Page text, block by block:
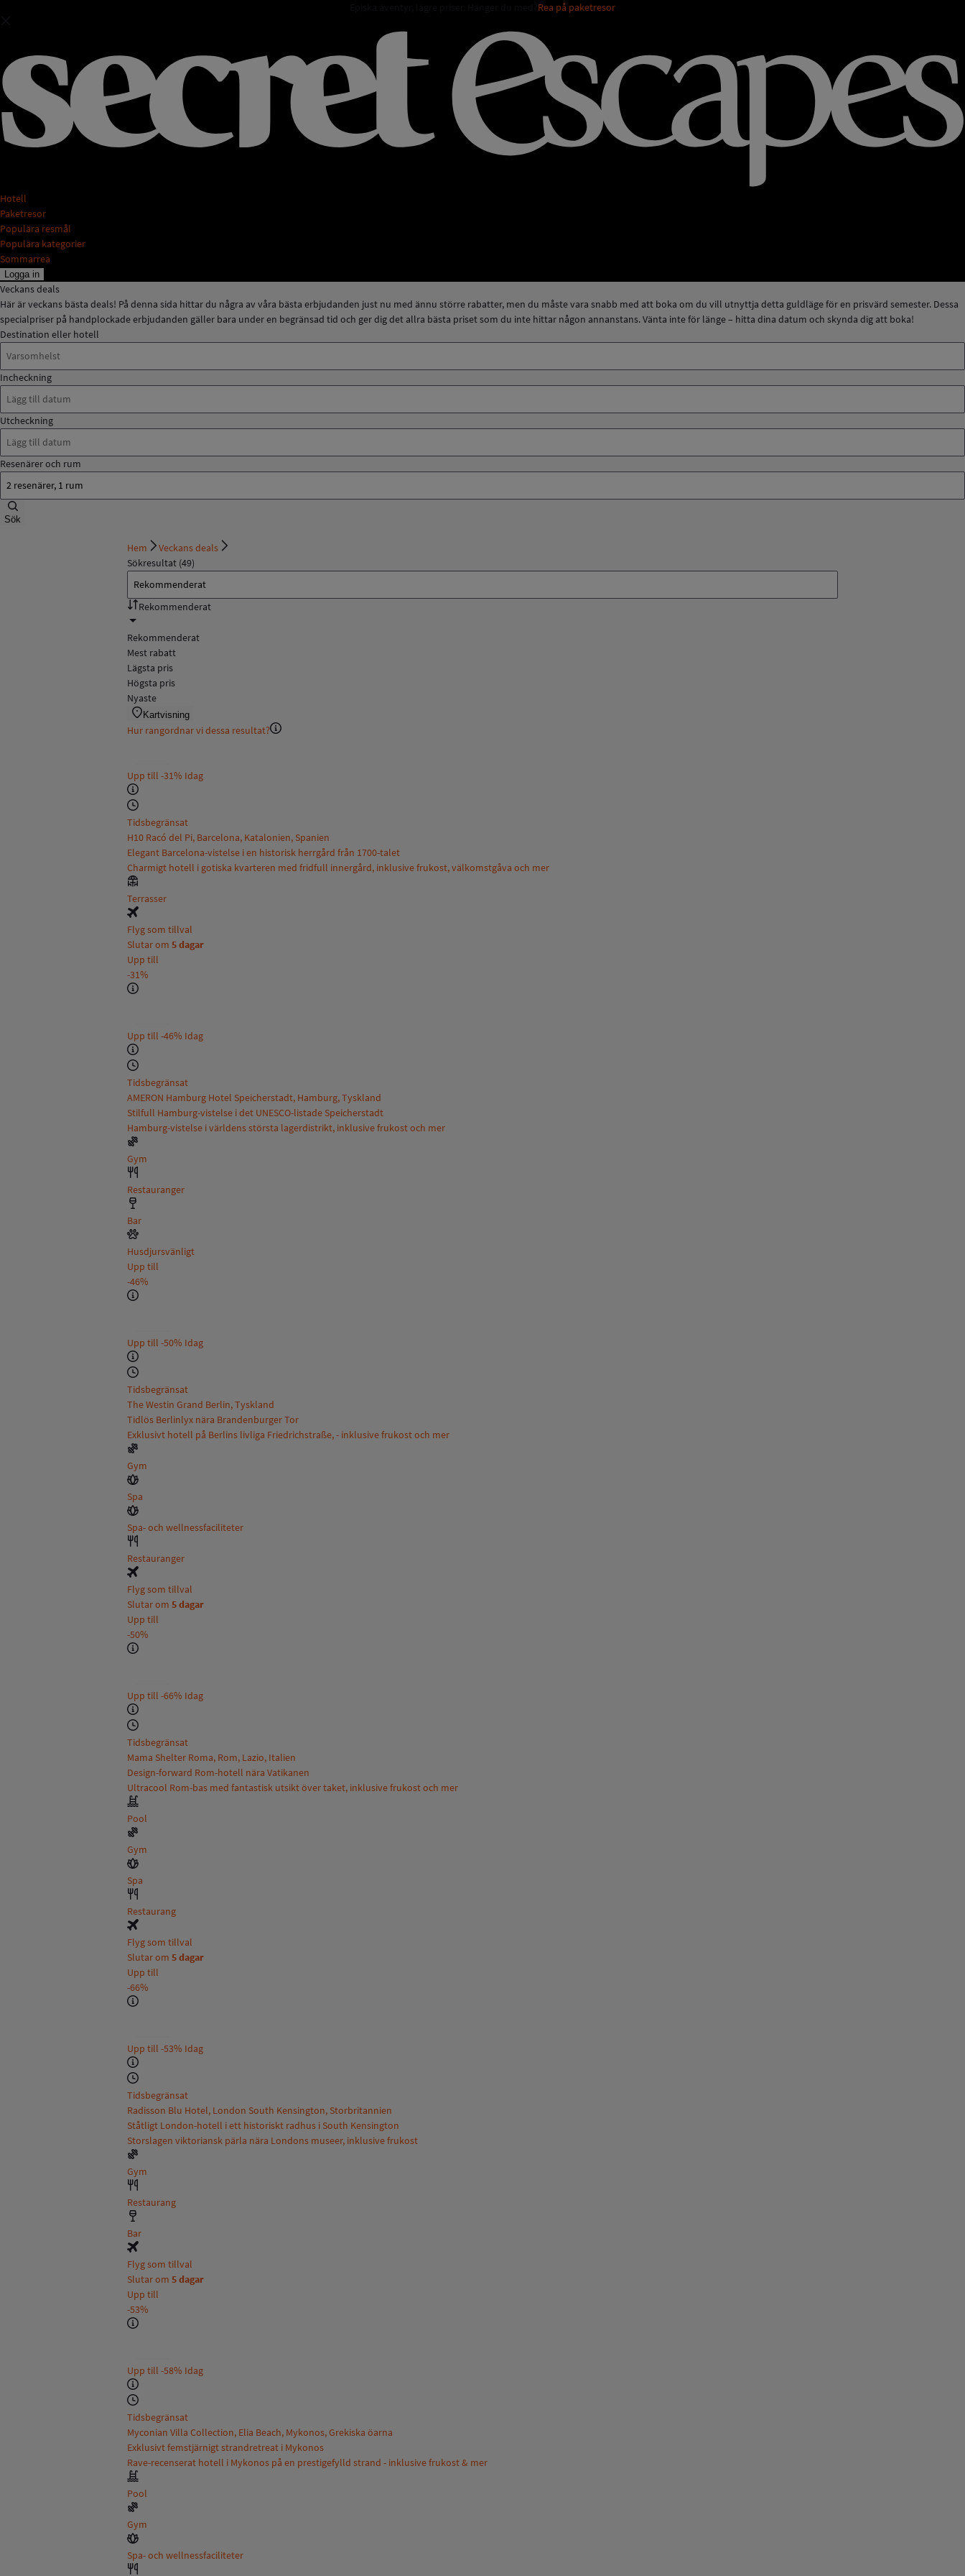
Rea på paketresor
Hotell
Paketresor
Populära resmål
Populära kategorier
Sommarrea
Logga in
Veckans deals
Här är veckans bästa deals! På denna sida hittar du några av våra bästa erbjudanden just nu med ännu större rabatter, men du måste vara snabb med att boka om du vill utnyttja detta guldläge för en prisvärd semester. Dessa
specialpriser på handplockade erbjudanden gäller bara under en begränsad tid och ger dig det allra bästa priset som du inte hittar någon annanstans. Vänta inte för länge – hitta dina datum och skynda dig att boka!
Destination eller hotell
Incheckning
Utcheckning
Resenärer och rum
Sök
Hem
Veckans deals
Sökresultat (49)
Rekommenderat
Rekommenderat
Mest rabatt
Lägsta pris
Högsta pris
Nyaste
Kartvisning
Hur rangordnar vi dessa resultat?
Upp till -31% Idag
Tidsbegränsat
H10 Racó del Pi, Barcelona, Katalonien, Spanien
Elegant Barcelona-vistelse i en historisk herrgård från 1700-talet
Charmigt hotell i gotiska kvarteren med fridfull innergård, inklusive frukost, välkomstgåva och mer
Terrasser
Flyg som tillval
Slutar om 5 dagar
Upp till
-31%
Upp till -46% Idag
Tidsbegränsat
AMERON Hamburg Hotel Speicherstadt, Hamburg, Tyskland
Stilfull Hamburg-vistelse i det UNESCO-listade Speicherstadt
Hamburg-vistelse i världens största lagerdistrikt, inklusive frukost och mer
Gym
Restauranger
Bar
Husdjursvänligt
Upp till
-46%
Upp till -50% Idag
Tidsbegränsat
The Westin Grand Berlin, Tyskland
Tidlös Berlinlyx nära Brandenburger Tor
Exklusivt hotell på Berlins livliga Friedrichstraße, - inklusive frukost och mer
Gym
Spa
Spa- och wellnessfaciliteter
Restauranger
Flyg som tillval
Slutar om 5 dagar
Upp till
-50%
Upp till -66% Idag
Tidsbegränsat
Mama Shelter Roma, Rom, Lazio, Italien
Design-forward Rom-hotell nära Vatikanen
Ultracool Rom-bas med fantastisk utsikt över taket, inklusive frukost och mer
Pool
Gym
Spa
Restaurang
Flyg som tillval
Slutar om 5 dagar
Upp till
-66%
Upp till -53% Idag
Tidsbegränsat
Radisson Blu Hotel, London South Kensington, Storbritannien
Ståtligt London-hotell i ett historiskt radhus i South Kensington
Storslagen viktoriansk pärla nära Londons museer, inklusive frukost
Gym
Restaurang
Bar
Flyg som tillval
Slutar om 5 dagar
Upp till
-53%
Upp till -58% Idag
Tidsbegränsat
Myconian Villa Collection, Elia Beach, Mykonos, Grekiska öarna
Exklusivt femstjärnigt strandretreat i Mykonos
Rave-recenserat hotell i Mykonos på en prestigefylld strand - inklusive frukost & mer
Pool
Gym
Spa- och wellnessfaciliteter